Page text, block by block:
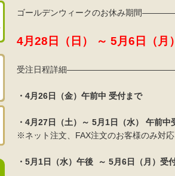
ゴールデンウィークのお休み
4月28日（日） ～ 5月6日（月）
受注日程詳細
・4月26日（金）午前中 受付
・4月27日（土）～ 5月1日（水） 午
※ネット注文、FAX注文のお客様のみ対応
・5月1日（水）午後 ～ 5月6日（月